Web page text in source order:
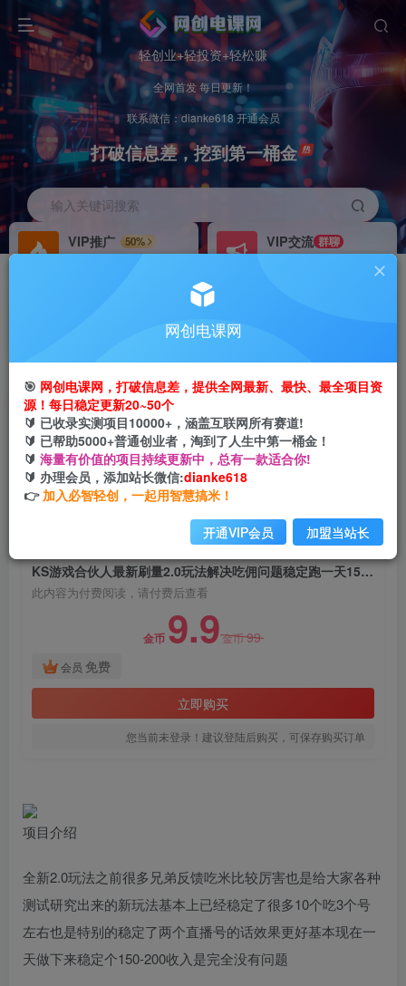
轻创业+轻投资+轻松赚
全网首发 每日更新！
联系微信：dianke618 开通会员
打破信息差，挖到第一桶金
输入关键词搜索
VIP推广
50%
VIP交流 群聊
研究探讨更多创业项目路子。
搭建同款网站，自己当老板
KS游戏合伙人最新刷量2.0玩法解决吃佣问题稳定
跑一天150-200接码无限操作
网创电课网
2年前发布
1097 134
KS游戏合伙人最新刷量2.0玩法解决吃佣问题稳定跑一天150-200接码无限操作
此内容为付费阅读，请付费后查看
金币 9.9金币99
会员 免费
立即购买
您当前未登录！建议登陆后购买，可保存购买订单
项目介绍
全新2.0玩法之前很多兄弟反馈吃米比较厉害也是给大家各种
测试研究出来的新玩法基本上已经稳定了很多10个吃3个号
左右也是特别的稳定了两个直播号的话效果更好基本现在一
天做下来稳定个150-200收入是完全没有问题
网创电课网
🎯 网创电课网，打破信息差，提供全网最新、最快、最全项目资
源！每日稳定更新20~50个
🔰 已收录实测项目10000+，涵盖互联网所有赛道!
🔰 已帮助5000+普通创业者，淘到了人生中第一桶金！
🔰 海量有价值的项目持续更新中，总有一款适合你!
🔰 办理会员，添加站长微信:dianke618
👉 加入必智轻创，一起用智慧搞米！
开通VIP会员 加盟当站长